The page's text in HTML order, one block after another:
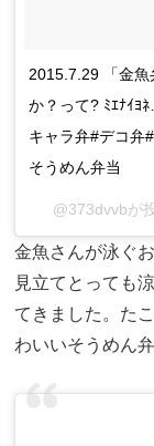
2015.7.29 「金
か？って? ﾐｴﾅｲﾖ
キャラ弁#デコ弁
そうめん弁当
@373dvvbが
金魚さんが泳ぐ
見立てとっても
てきました。た
わいいそうめん弁